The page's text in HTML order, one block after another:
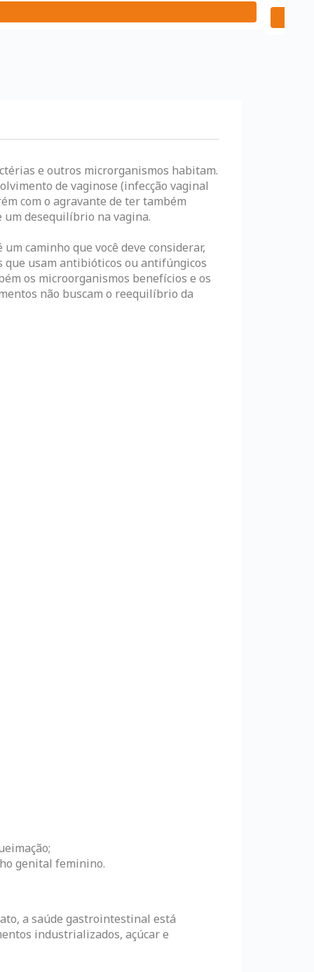
e outros microrganismos habitam.
de vaginose (infecção vaginal
com o agravante de ter também
um desequilíbrio na vagina.
caminho que você deve considerar,
que usam antibióticos ou antifúngicos
os microorganismos benefícios e os
não buscam o reequilíbrio da
genital feminino.
a saúde gastrointestinal está
industrializados, açúcar e